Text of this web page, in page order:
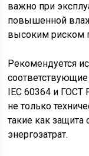
важно при
повышенной
высоким риском
Рекомендуется
соответствующие
IEC 60364 и ГОСТ
не только
такие как защита
энергозатрат.